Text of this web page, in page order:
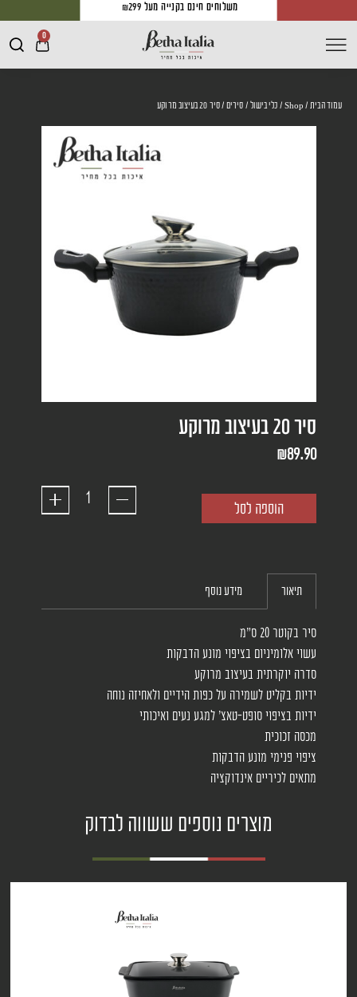
משלוחים חינם בקנייה מעל ₪299
0
עמוד הבית/
Shop
/ כלי בישול / סירים/ סיר 20 בעיצוב מרוקע
סיר 20 בעיצוב מרוקע
₪89.90
הוספה לסל
תיאור מידע נוסף
סיר בקוטר 20 ס"מ
עשוי אלומיניום בציפוי מונע הדבקות
סדרה יוקרתית בעיצוב מרוקע
ידיות בקליט לשמירה על כפות הידיים ולאחיזה נוחה
ידיות בציפוי סופט-טאצ' למגע נעים ואיכותי
מכסה זכוכית
ציפוי פנימי מונע הדבקות
מתאים לכיריים אינדוקציה
מוצרים נוספים ששווה לבדוק